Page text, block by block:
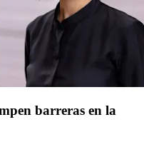
barreras en la